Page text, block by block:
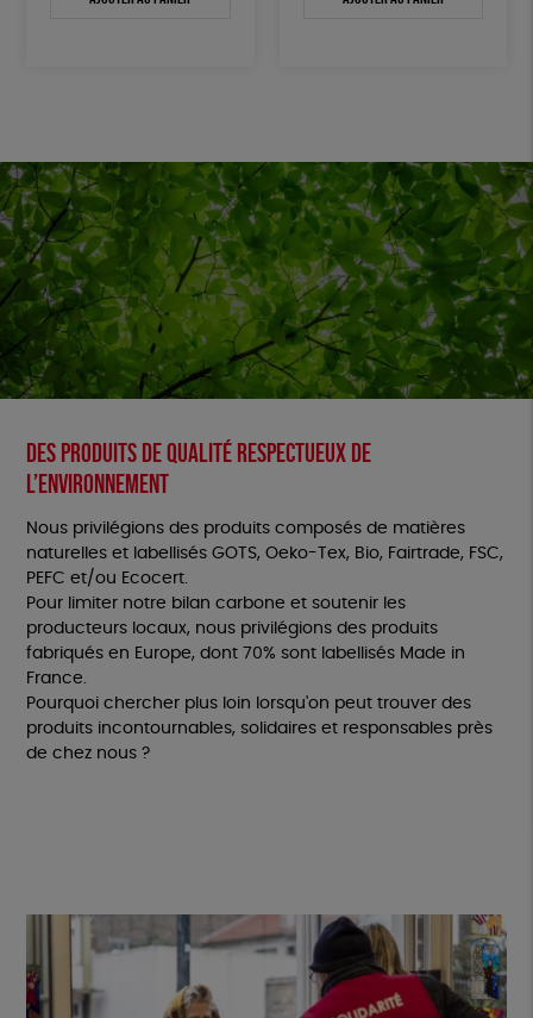
Des produits de qualité respectueux de
l’environnement
Nous privilégions des produits composés de matières
naturelles et labellisés GOTS, Oeko-Tex, Bio, Fairtrade, FSC,
PEFC et/ou Ecocert.
Pour limiter notre bilan carbone et soutenir les
producteurs locaux, nous privilégions des produits
fabriqués en Europe, dont 70% sont labellisés Made in
France.
Pourquoi chercher plus loin lorsqu'on peut trouver des
produits incontournables, solidaires et responsables près
de chez nous ?